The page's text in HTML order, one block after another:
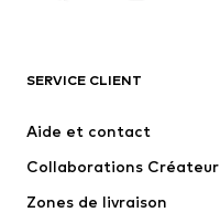
Nouveautés
Lingerie
SERVICE CLIENT
Aide et contact
Collaborations Créateur
Zones de livraison